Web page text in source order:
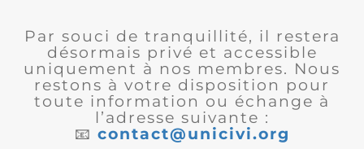
Par souci de tranquillité, il restera
désormais privé et accessible
uniquement à nos membres. Nous
restons à votre disposition pour
toute information ou échange à
l’adresse suivante :
📧 contact@unicivi.org